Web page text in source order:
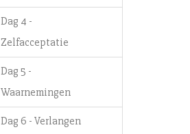
Dag 4 -
Zelfacceptatie
Dag 5 -
Waarnemingen
Dag 6 - Verlangen